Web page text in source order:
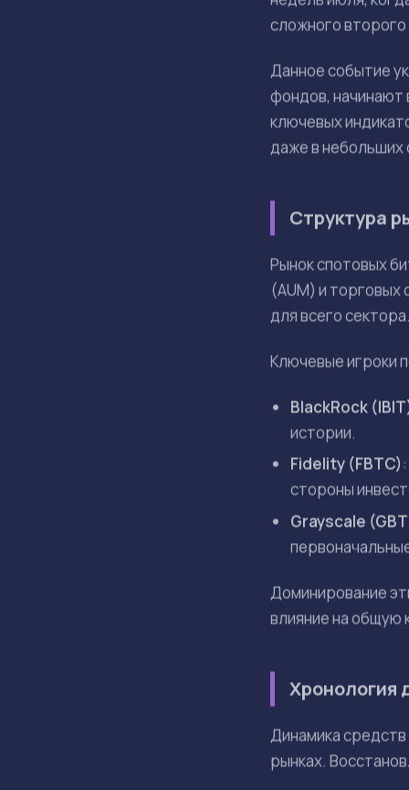
оттоков и
Приток в
Спотовые
Рынок
Будущие
политики
Детали
На прошлой
негативной
недель июля,
сложного
Данное событие
фондов, начинают
ключевых
Рынок спотовых